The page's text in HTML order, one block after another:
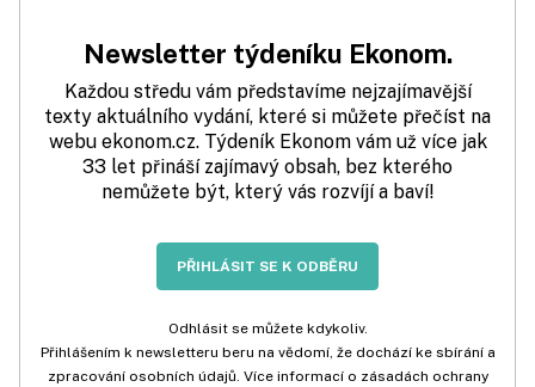
Newsletter týdeníku Ekonom.
Každou středu vám představíme nejzajímavější
texty aktuálního vydání, které si můžete přečíst na
webu ekonom.cz. Týdeník Ekonom vám už více jak
33 let přináší zajímavý obsah, bez kterého
nemůžete být, který vás rozvíjí a baví!
PŘIHLÁSIT SE K ODBĚRU
Odhlásit se můžete kdykoliv.
Přihlášením k newsletteru beru na vědomí, že dochází ke sbírání a
zpracování osobních údajů. Více informací o zásadách ochrany